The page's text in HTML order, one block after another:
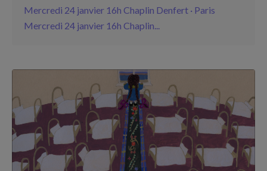
Mercredi 24 janvier 16h Chaplin Denfert · Paris
Mercredi 24 janvier 16h Chaplin...